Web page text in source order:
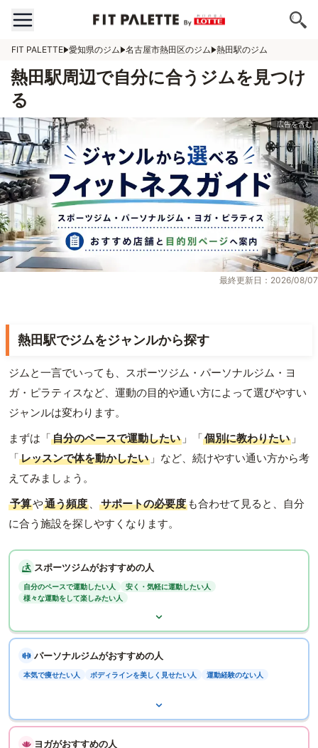
FIT PALETTE 愛知県のジム 名古屋市熱田区のジム 熱田駅のジム
熱田駅周辺で自分に合うジムを見つけ
る
最終更新日：2026/08/07
熱田駅でジムをジャンルから探す
ジムと一言でいっても、スポーツジム・パーソナルジム・ヨ
ガ・ピラティスなど、運動の目的や通い方によって選びやすい
ジャンルは変わります。
まずは「自分のペースで運動したい 」「個別に教わりたい 」
「レッスンで体を動かしたい 」など、続けやすい通い方から考
えてみましょう。
予算や通う頻度 、 サポートの必要度 も合わせて見ると、自分
に合う施設を探しやすくなります。
スポーツジムがおすすめの人
自分のペースで運動したい人
安く・気軽に運動したい人
様々な運動をして楽しみたい人
パーソナルジムがおすすめの人
本気で痩せたい人 ボディラインを美しく見せたい人 運動経験のない人
ヨガがおすすめの人